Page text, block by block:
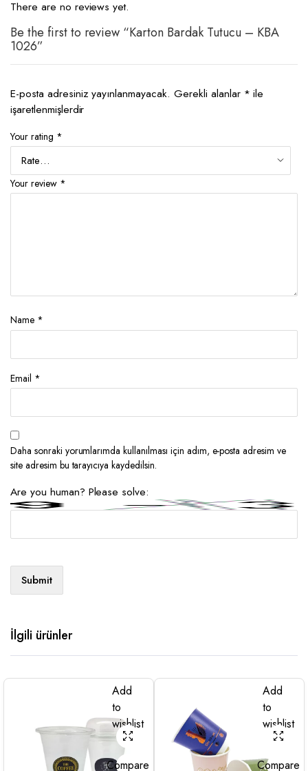
There are no reviews yet.
Be the first to review “Karton Bardak Tutucu – KBA
1026”
E-posta adresiniz yayınlanmayacak. Gerekli alanlar * ile
işaretlenmişlerdir
Your rating *
Your review *
Name *
Email *
Daha sonraki yorumlarımda kullanılması için adım, e-posta adresim ve
site adresim bu tarayıcıya kaydedilsin.
Are you human? Please solve:
İlgili ürünler
Add
to
wishlist
Compare
Add
to
wishlist
Compare